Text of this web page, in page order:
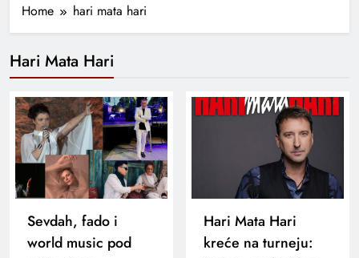
Home hari mata hari
Hari Mata Hari
Sevdah, fado i
world music pod
Hari Mata Hari
kreće na turneju: